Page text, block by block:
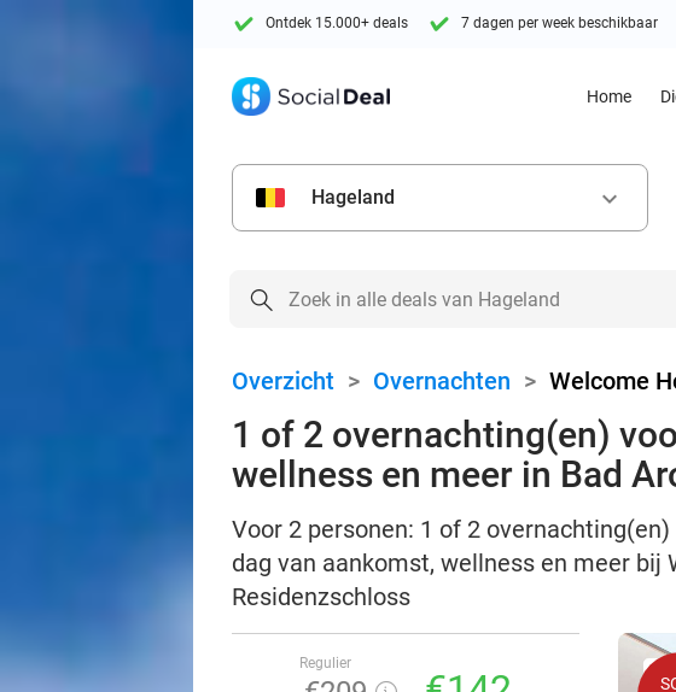
Ontdek 15.000+ deals 7 dagen per week beschikbaar
Home
Hageland keyboard_arrow_down
Overzicht > Overnachten > Welcome
1 of 2 overnachting(en)
wellness en meer in Bad
Voor 2 personen: 1 of 2
dag van aankomst, wellness en meer bij
Residenzschloss
Regulier